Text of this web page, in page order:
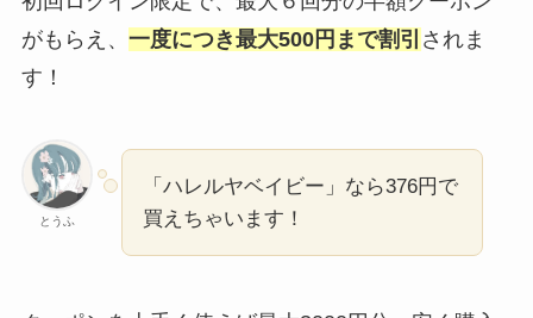
とうふ
「ハレルヤベイビー」なら376円で
クーポンを上手く使えば最大3000円分、安く購入
できるし、500円以下の漫画なら12冊分お得に読む
ことができます！